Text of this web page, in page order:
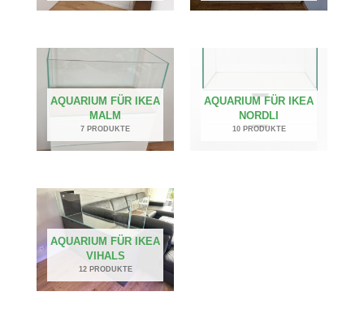
AQUARIUM FÜR IKEA
MALM
7 PRODUKTE
AQUARIUM FÜR IKEA
NORDLI
10 PRODUKTE
AQUARIUM FÜR IKEA
VIHALS
12 PRODUKTE